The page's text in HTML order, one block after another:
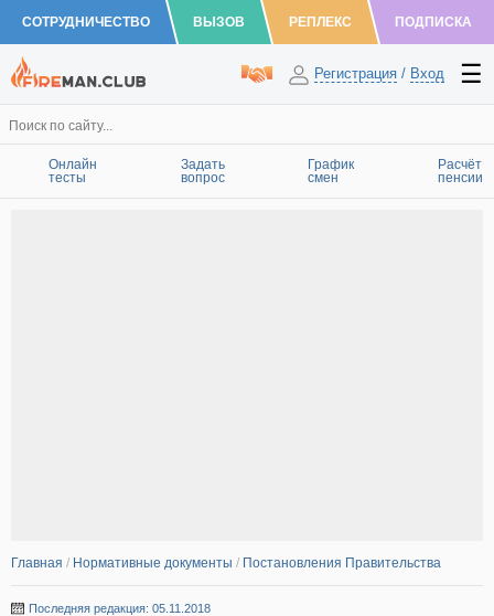
СОТРУДНИЧЕСТВО ВЫЗОВ РЕПЛЕКС ПОДПИСКА
Регистрация / Вход
Онлайн
тесты
Задать
вопрос
График
смен
Расчёт
пенсии
Главная / Нормативные документы / Постановления Правительства
Последняя редакция: 05.11.2018